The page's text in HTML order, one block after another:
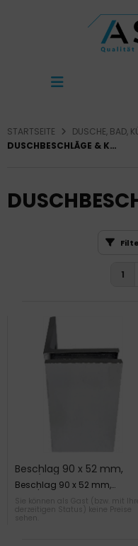
STARTSEITE
DUSCHBESCHLÄGE & KNÖPFE
1
Beschlag 90 x 52 mm,
Glas/Glas gerade
Beschlag 90 x 52 mm,
Sie können als Gast (bzw. mit
derzeitigen Status) keine Preise